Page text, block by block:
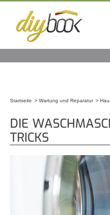
Startseite Wartung und Reparatur
DIE
TRICKS